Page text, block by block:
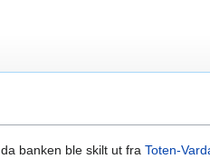
banken ble skilt ut fra Toten-